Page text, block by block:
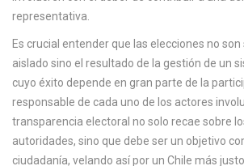
representativa.
Es crucial entender que las elecciones no
aislado sino el resultado de la gestión de un
cuyo éxito depende en gran parte de la
responsable de cada uno de los actores
transparencia electoral no solo recae sobre
autoridades, sino que debe ser un objetivo
ciudadanía, velando así por un Chile más